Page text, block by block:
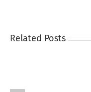
Related Posts